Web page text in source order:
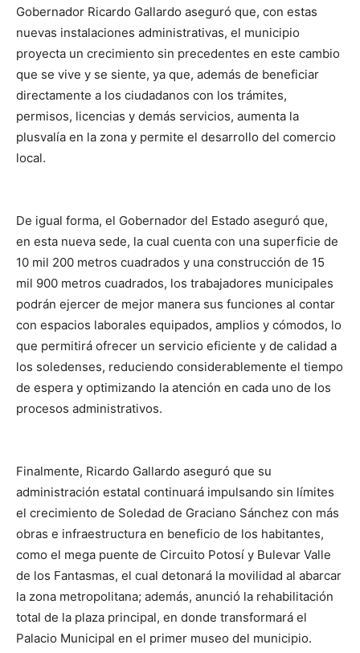
Gobernador Ricardo Gallardo aseguró que, con estas
nuevas instalaciones administrativas, el municipio
proyecta un crecimiento sin precedentes en este cambio
que se vive y se siente, ya que, además de beneficiar
directamente a los ciudadanos con los trámites,
permisos, licencias y demás servicios, aumenta la
plusvalía en la zona y permite el desarrollo del comercio
local.
De igual forma, el Gobernador del Estado aseguró que,
en esta nueva sede, la cual cuenta con una superficie de
10 mil 200 metros cuadrados y una construcción de 15
mil 900 metros cuadrados, los trabajadores municipales
podrán ejercer de mejor manera sus funciones al contar
con espacios laborales equipados, amplios y cómodos, lo
que permitirá ofrecer un servicio eficiente y de calidad a
los soledenses, reduciendo considerablemente el tiempo
de espera y optimizando la atención en cada uno de los
procesos administrativos.
Finalmente, Ricardo Gallardo aseguró que su
administración estatal continuará impulsando sin límites
el crecimiento de Soledad de Graciano Sánchez con más
obras e infraestructura en beneficio de los habitantes,
como el mega puente de Circuito Potosí y Bulevar Valle
de los Fantasmas, el cual detonará la movilidad al abarcar
la zona metropolitana; además, anunció la rehabilitación
total de la plaza principal, en donde transformará el
Palacio Municipal en el primer museo del municipio.